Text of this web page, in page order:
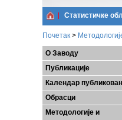
Статистичке
Почетак >
О Заводу
Публикације
Календар
Обрасци
Методологије и